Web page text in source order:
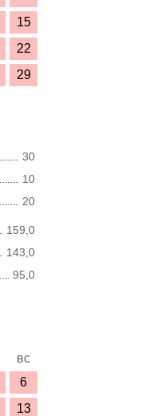
15
22
29
30
10
20
159,0
143,0
95,0
вс
6
13